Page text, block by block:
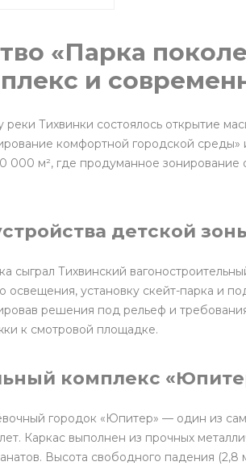
«Парка
и
реки Тихвинки состоялось открытие
комфортной городской
000 м², где продуманное
детской
сыграл Тихвинский
освещения, установку скейт-парка и
решения под рельеф и
к смотровой площадке.
комплекс
городок «Юпитер» — один из
Каркас выполнен из прочных
Высота свободного падения